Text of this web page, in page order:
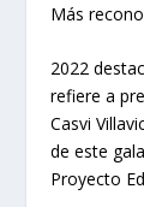
Más
2022
refiere a
Casvi
de este
Proyecto